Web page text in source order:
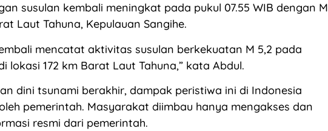
susulan kembali meningkat pada pukul 07.55 WIB dengan M
Laut Tahuna, Kepulauan Sangihe.
mencatat aktivitas susulan berkekuatan M 5,2 pada
lokasi 172 km Barat Laut Tahuna,” kata Abdul.
dini tsunami berakhir, dampak peristiwa ini di Indonesia
pemerintah. Masyarakat diimbau hanya mengakses dan
resmi dari pemerintah.